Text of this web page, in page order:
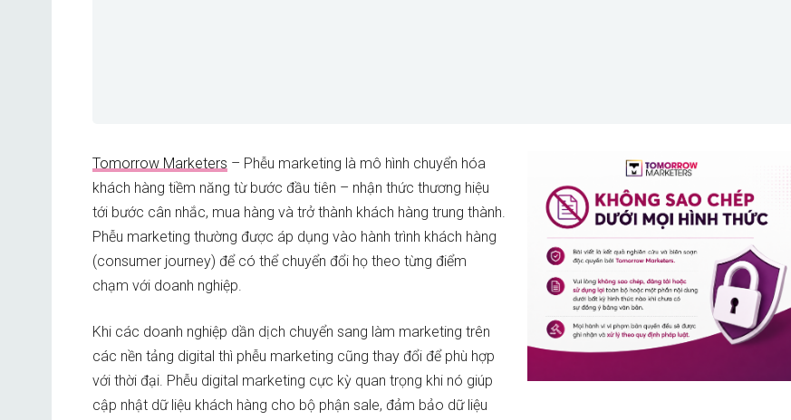
Tomorrow Marketers – Phễu marketing là mô hình chuyển hóa
khách hàng tiềm năng từ bước đầu tiên – nhận thức thương hiệu
tới bước cân nhắc, mua hàng và trở thành khách hàng trung thành.
Phễu marketing thường được áp dụng vào hành trình khách hàng
(consumer journey) để có thể chuyển đổi họ theo từng điểm
chạm với doanh nghiệp.
Khi các doanh nghiệp dần dịch chuyển sang làm marketing trên
các nền tảng digital thì phễu marketing cũng thay đổi để phù hợp
với thời đại. Phễu digital marketing cực kỳ quan trọng khi nó giúp
cập nhật dữ liệu khách hàng cho bộ phận sale, đảm bảo dữ liệu